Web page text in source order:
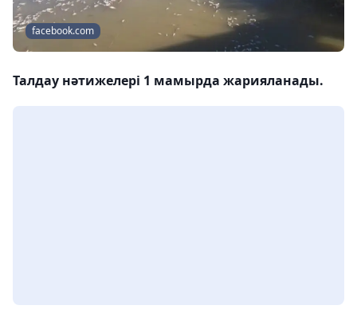
facebook.com
Талдау нәтижелері 1 мамырда жарияланады.